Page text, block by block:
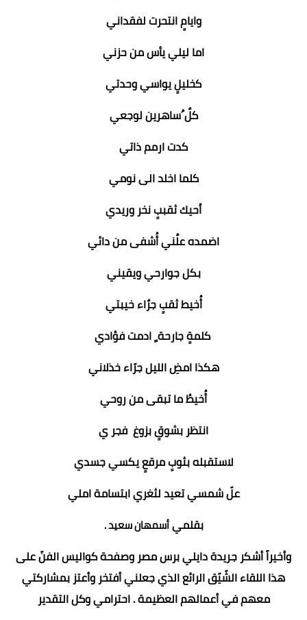
وايامٍ انتحرت لفقداني
اما ليلي يأس من حزني
كخليلٍ يواسي وحدتي
كلٌ ُساهرين لوجعي
كدت ارمم ذاتي
كلما اخلد الى نومي
اُحيك ثقببٍ نخر وريدي
اضمده علٌني أُشفى من دائي
بكل جوارحي ويقيني
أُخيط ثقبٍ جرٌاء خيبتي
كلمةٍ جارحة ٍ ادمت فؤادي
هكذا امضِ الليل جرّاء خذلاني
أُخيطُ ما تبقى من روحي
انتظر بشوقٍ بزوغ فجر ي
لاستقبله بثوبٍ مرقعٍ يكسي جسدي
علّ شمسي تعيد لثغري ابتسامة املي
بقلميأسمهان سعيد .
وأخيراً أشكر جريدة دايلي برس مصر وصفحة كواليس الفنّ على
هذا اللقاء الشّيّق الرائع الذي جعلني أفتخر وأعتز بمشاركتي
معهم في أعمالهم العظيمة . احترامي وكل التقدير